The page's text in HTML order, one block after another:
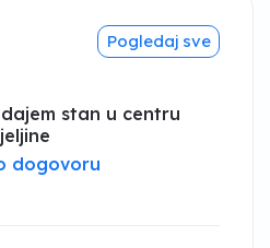
Pogledaj sve
stan u centru
dogovoru